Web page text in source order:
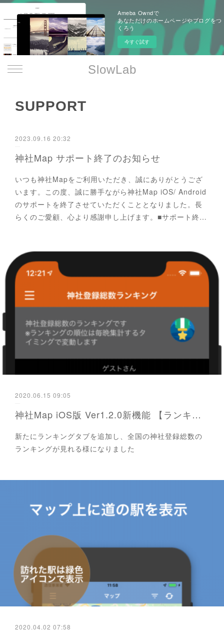
Ameba Owndで
あなただけのホームページやブログをつ
くろう
今すぐ試す
SlowLab
SUPPORT
2023.09.16 20:32
神社Map サポート終了のお知らせ
いつも神社Mapをご利用いただき、誠にありがとうござ
います。この度、誠に勝手ながら神社Map iOS/ Android
のサポートを終了させていただくこととなりました。長
らくのご愛顧、心より感謝申し上げます。■サポート終…
2020.06.15 09:05
神社Map iOS版 Ver1.2.0新機能 【ランキング・ダークモード対応等】
新たにランキングタブを追加し、全国の神社登録総数の
ランキングが見れる様になりました
2020.04.02 07:58